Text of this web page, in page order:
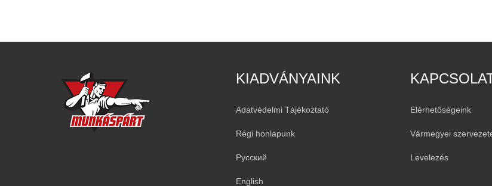
KIADVÁNYAINK
Adatvédelmi Tájékoztató
Régi honlapunk
Русский
English
Elérhetőségeink
Vármegyei
Levelezés